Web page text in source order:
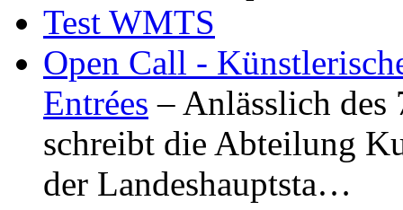
Test WMTS
Open Call -
Entrées – Anlässlich
schreibt die Abteilung
der Landeshauptsta…